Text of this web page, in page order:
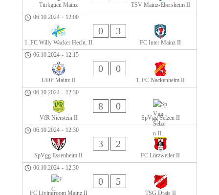
Türkgücü Mainz
TSV Mainz-Ebersheim II
06.10.2024 - 12:00
1. FC Willy Wacker Hecht. II
0 3
FC Inter Mainz II
06.10.2024 - 12:15
UDP Mainz II
0 0
1. FC Nackenheim II
06.10.2024 - 12:30
VfR Nierstein II
8 0
SpVgg Selzen II
06.10.2024 - 12:30
SpVgg Essenheim II
3 2
FC Lörzweiler II
06.10.2024 - 12:30
FC Livingroom Mainz II
0 5
TSG Drais II